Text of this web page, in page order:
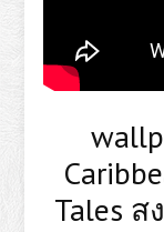
Tales